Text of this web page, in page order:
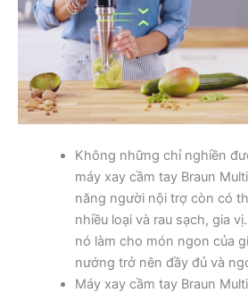
Không những chỉ nghiền
máy xay cầm tay Braun
năng người nội trợ còn có
nhiều loại và rau sạch, gia
nó làm cho món ngon của
nướng trở nên đầy đủ và
Máy xay cầm tay Braun